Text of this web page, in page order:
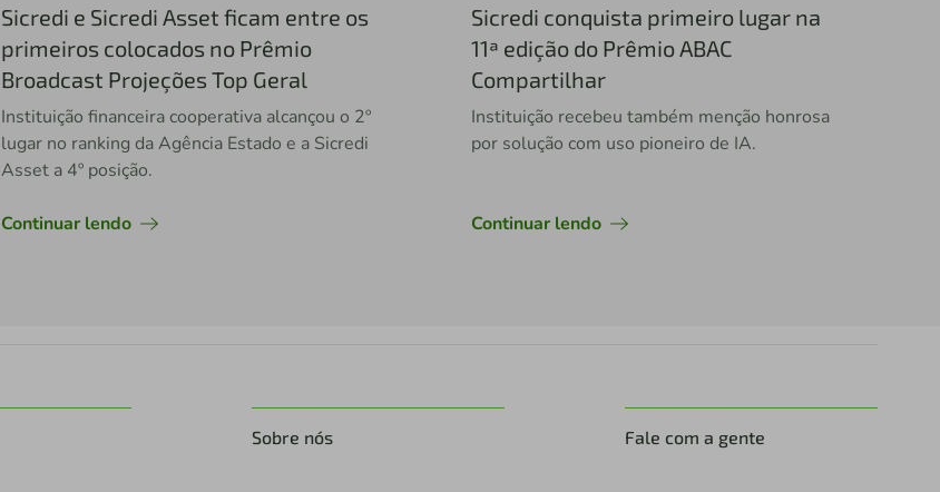
Sicredi e Sicredi Asset ficam entre os
primeiros colocados no Prêmio
Broadcast Projeções Top Geral
Instituição financeira cooperativa alcançou o 2º
lugar no ranking da Agência Estado e a Sicredi
Asset a 4º posição.
Continuar lendo
Sicredi conquista primeiro lugar na
11ª edição do Prêmio ABAC
Compartilhar
Instituição recebeu também menção honrosa
por solução com uso pioneiro de IA.
Continuar lendo
Sobre nós Fale com a gente